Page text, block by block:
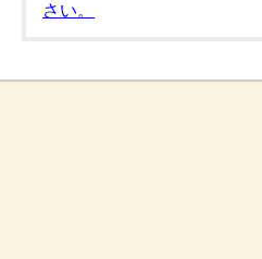
さい。